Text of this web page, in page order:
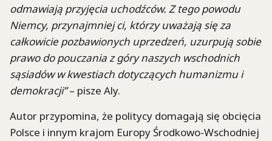
odmawiają przyjęcia uchodźców. Z tego powodu
Niemcy, przynajmniej ci, którzy uważają się za
całkowicie pozbawionych uprzedzeń, uzurpują sobie
prawo do pouczania z góry naszych wschodnich
sąsiadów w kwestiach dotyczących humanizmu i
demokracji”– pisze Aly.
Autor przypomina, że politycy domagają się obcięcia
Polsce i innym krajom Europy Środkowo-Wschodniej